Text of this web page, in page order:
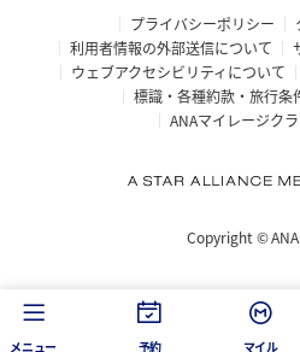
台北 飛行機
熊本県 福井県 栃木県
年末年始の関西地方の旅行・グルメ
イタリア
オセアニア
プライバシーポリシー
利用者情報の外部送信について
ウェブアクセシビリティについて
標識・各種約款・旅行条
ANAマイレージク
Copyright ©
メニュー 予約 マイル